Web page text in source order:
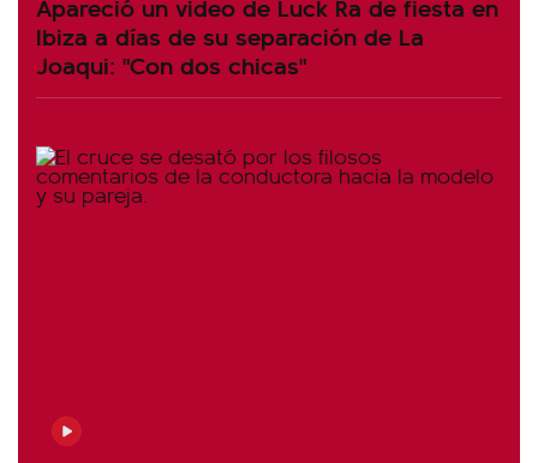
Ibiza a días de su separación de La
Joaqui: "Con dos chicas"